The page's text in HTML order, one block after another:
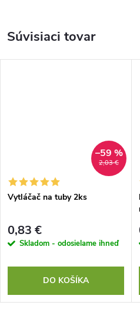
Súvisiaci tovar
2,03 €
–59 %
Vytláčač na tuby 2ks
0,83 €
Skladom - odosielame ihneď
DO KOŠÍKA